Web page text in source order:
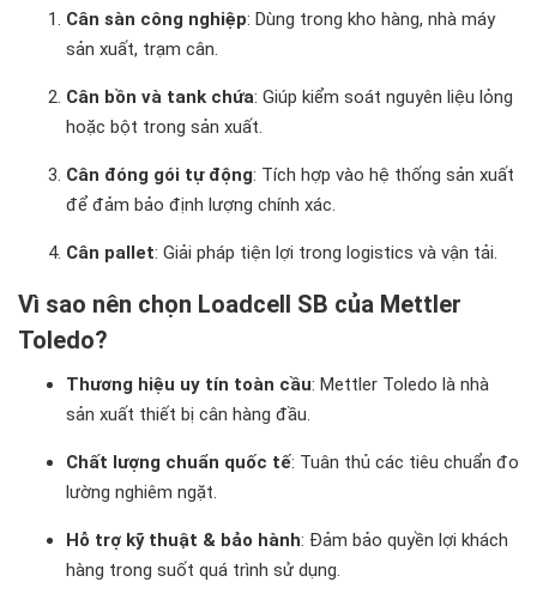
Cân sàn công nghiệp: Dùng trong kho hàng, nhà máy
sản xuất, trạm cân.
Cân bồn và tank chứa: Giúp kiểm soát nguyên liệu lỏng
hoặc bột trong sản xuất.
Cân đóng gói tự động: Tích hợp vào hệ thống sản xuất
để đảm bảo định lượng chính xác.
Cân pallet: Giải pháp tiện lợi trong logistics và vận tải.
Vì sao nên chọn Loadcell SB của Mettler
Toledo?
Thương hiệu uy tín toàn cầu: Mettler Toledo là nhà
sản xuất thiết bị cân hàng đầu.
Chất lượng chuẩn quốc tế: Tuân thủ các tiêu chuẩn đo
lường nghiêm ngặt.
Hỗ trợ kỹ thuật & bảo hành: Đảm bảo quyền lợi khách
hàng trong suốt quá trình sử dụng.